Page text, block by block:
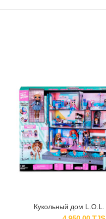
Кукольный дом L.O.L.